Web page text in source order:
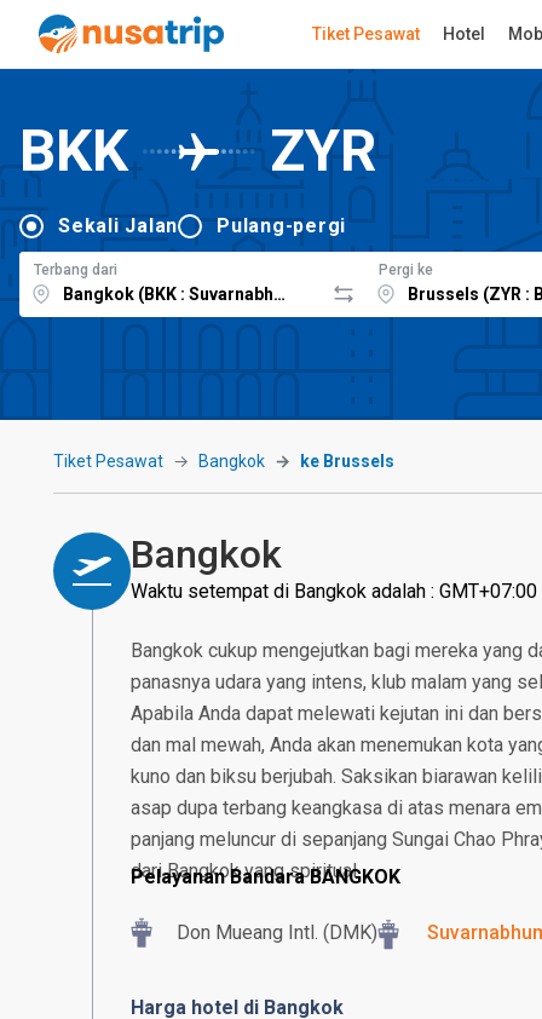
Tiket Pesawat Hotel
BKK ZYR
Sekali Jalan Pulang-pergi
Terbang dari Pergi ke
Tiket Pesawat Bangkok ke Brussels
Bangkok
Waktu setempat di Bangkok adalah : GMT+07:00
Bangkok cukup mengejutkan bagi mereka yang
panasnya udara yang intens, klub malam yang
Apabila Anda dapat melewati kejutan ini dan
dan mal mewah, Anda akan menemukan kota
kuno dan biksu berjubah. Saksikan biarawan
asap dupa terbang keangkasa di atas menara
panjang meluncur di sepanjang Sungai Chao
dari Bangkok yang spiritual.
Pelayanan Bandara BANGKOK
Don Mueang Intl. (DMK)
Harga hotel di Bangkok